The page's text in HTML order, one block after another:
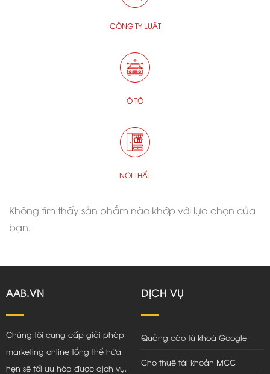
CÔNG TY LUẬT
Ô TÔ
NỘI THẤT
Không tìm thấy sản phẩm nào khớp với lựa chọn của
bạn.
AAB.VN
Chúng tôi cung cấp giải pháp
marketing online tổng thể hứa
hẹn sẽ tối ưu hóa được dịch vụ,
DỊCH VỤ
Quảng cáo từ khoá Google
Cho thuê tài khoản MCC